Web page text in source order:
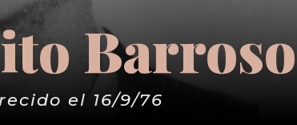
Barroso
el 16/9/76